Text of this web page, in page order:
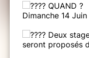
QUAND ?
Dimanche 14
Deux
seront proposés